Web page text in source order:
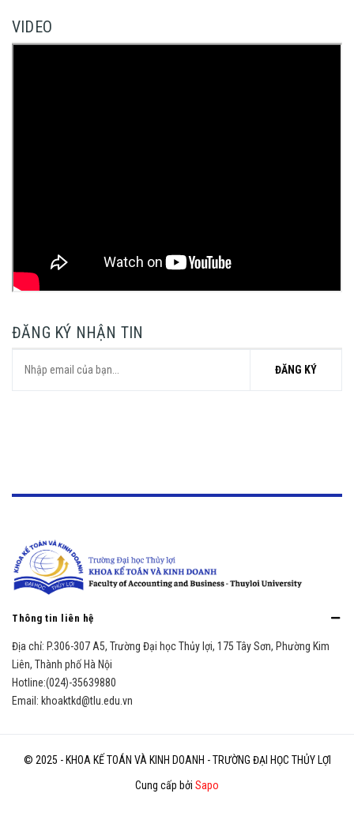
VIDEO
ĐĂNG KÝ NHẬN TIN
ĐĂNG KÝ
Thông tin liên hệ
Địa chỉ: P.306-307 A5, Trường Đại học Thủy lợi, 175 Tây Sơn, Phường Kim
Liên, Thành phố Hà Nội
Hotline:(024)-35639880
Email: khoaktkd@tlu.edu.vn
© 2025 - KHOA KẾ TOÁN VÀ KINH DOANH - TRƯỜNG ĐẠI HỌC THỦY LỢI
Cung cấp bởi Sapo